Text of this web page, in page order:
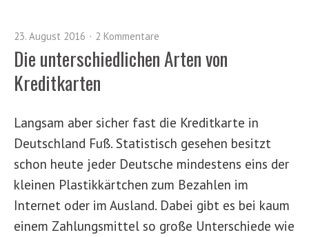
23. August 2016 2 Kommentare
Die unterschiedlichen Arten von
Kreditkarten
Langsam aber sicher fast die Kreditkarte in
Deutschland Fuß. Statistisch gesehen besitzt
schon heute jeder Deutsche mindestens eins der
kleinen Plastikkärtchen zum Bezahlen im
Internet oder im Ausland. Dabei gibt es bei kaum
einem Zahlungsmittel so große Unterschiede wie